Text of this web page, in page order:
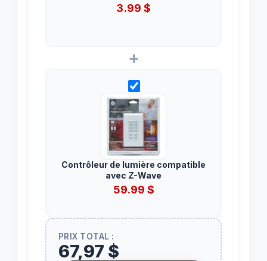
3.99 $
+
Contrôleur de lumière compatible
avec Z-Wave
59.99 $
PRIX TOTAL :
67,97 $